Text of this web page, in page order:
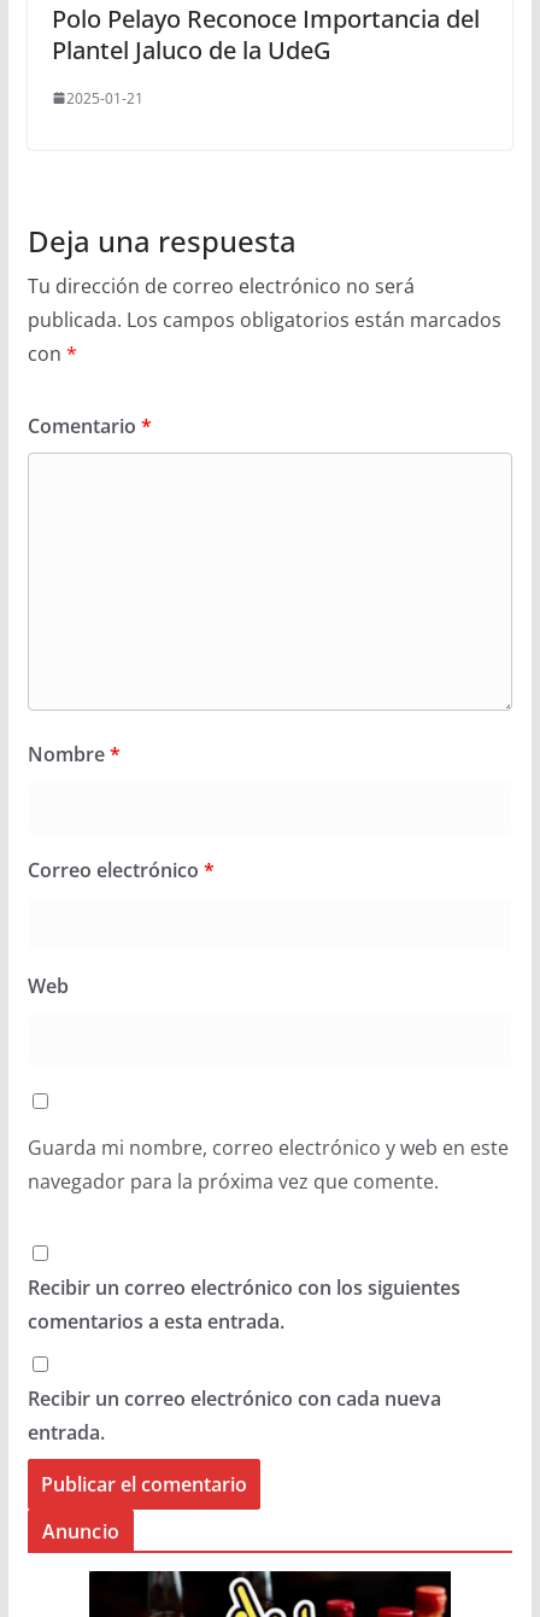
Polo Pelayo Reconoce Importancia del
Plantel Jaluco de la UdeG
2025-01-21
Deja una respuesta
Tu dirección de correo electrónico no será
publicada. Los campos obligatorios están marcados
con *
Comentario *
Nombre*
Correo electrónico *
Web
Guarda mi nombre, correo electrónico y web en este
navegador para la próxima vez que comente.
Recibir un correo electrónico con los siguientes
comentarios a esta entrada.
Recibir un correo electrónico con cada nueva
entrada.
Anuncio